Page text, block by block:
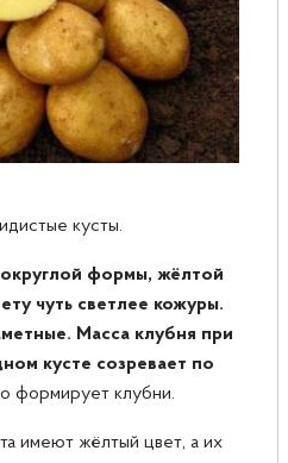
кусты.
формы, жёлтой
чуть светлее кожуры.
Масса клубня при
кусте созревает по
формирует клубни.
имеют жёлтый цвет, а их